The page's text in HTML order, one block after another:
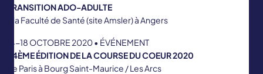
TRANSITION ADO-ADULTE
à la Faculté de Santé (site Amsler) à Angers
14-18 OCTOBRE 2020 • ÉVÉNEMENT
34ÈME ÉDITION DE LA COURSE DU COEUR 2020
de Paris à Bourg Saint-Maurice / Les Arcs